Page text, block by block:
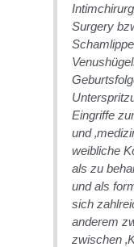
Surgery
Eingriffe
und
weibliche
als zu
und als
sich
anderem
zwischen